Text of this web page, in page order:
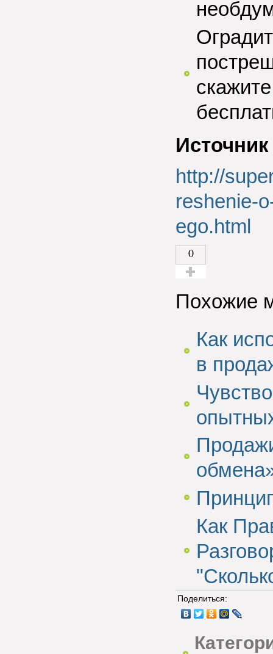
http://
reshenie-
ego.html
0
Похожие
Как
в
Как
Поделиться: